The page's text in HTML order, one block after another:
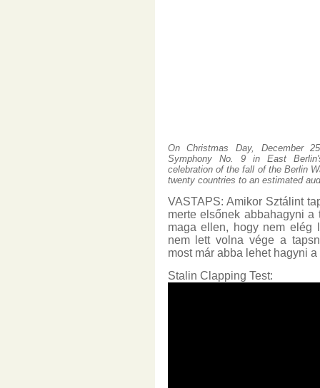
On Christmas Day, December
Symphony No. 9 in East
celebration of the fall of the Berlin
twenty countries to an estimated
VASTAPS: Amikor Sztálint
merte elsőnek abbahagyni
maga ellen, hogy nem elég
nem lett volna vége a
most már abba lehet hagyni a
Stalin Clapping Test: